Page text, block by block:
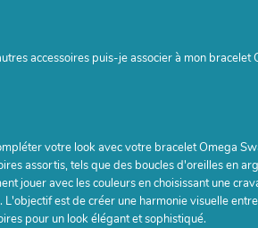
accessoires puis-je associer à mon bracelet
votre look avec votre bracelet Omega
assortis, tels que des boucles d'oreilles en
jouer avec les couleurs en choisissant une
L'objectif est de créer une harmonie visuelle
pour un look élégant et sophistiqué.